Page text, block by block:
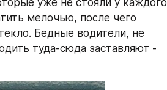
уже не стояли у каждого
мелочью, после чего
Бедные водители, не
туда-сюда заставляют -